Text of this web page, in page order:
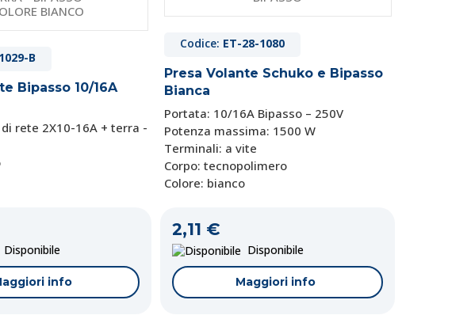
B
Bipasso 10/16A
rete 2X10-16A + terra -
info
Codice: ET-28-1080
Presa Volante Schuko e Bipasso
Bianca
Portata: 10/16A Bipasso – 250V
Potenza massima: 1500 W
Terminali: a vite
Corpo: tecnopolimero
Colore: bianco
2,11 €
Disponibile
Maggiori info